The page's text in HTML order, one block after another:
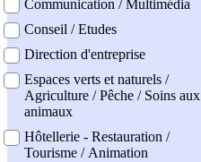
Communication / Multimédia
Conseil / Etudes
Direction d'entreprise
Espaces verts et naturels /
Agriculture / Pêche / Soins aux
animaux
Hôtellerie - Restauration /
Tourisme / Animation